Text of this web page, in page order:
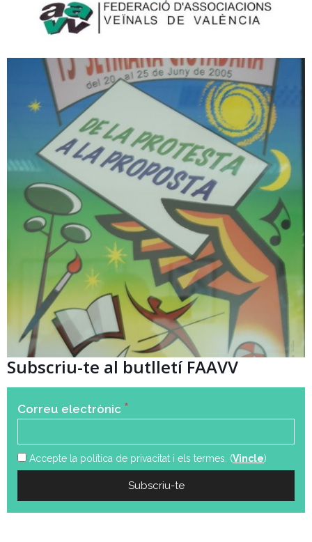
Subscriu-te al butlletí FAAVV
Correu electrònic *
Accepte la política de privacitat i els termes. (Vincle)